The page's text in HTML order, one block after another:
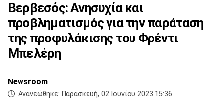
Βερβεσός: Ανησυχία και
προβληματισμός για την παράταση
της προφυλάκισης του Φρέντι
Μπελέρη
Newsroom
Ανανεώθηκε: Παρασκευή, 02 Ιουνίου 2023 15:36